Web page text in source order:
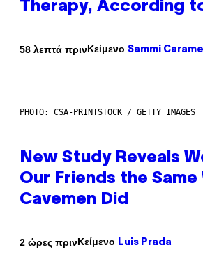
Therapy, According
58 λεπτά πρινΚείμενο Sammi
PHOTO: CSA-PRINTSTOCK / GETTY IMAGES
New Study Reveals
Our Friends the Same
Cavemen Did
2 ώρες πρινΚείμενο Luis Prada